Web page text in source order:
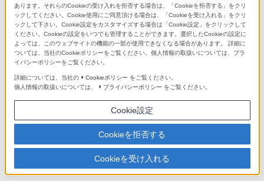
店舗のご案内
銀座・札幌・名古屋・大阪・福岡天神 の全国5拠点でお待ちして
います。
ソニーストアの商品を検索
ソニーショップ(ソニーストア 取次店)
ソニーストアでのお買い物情報
あります。それらのCookieの受け入れを拒否する場合は、「Cookieを拒否する」をクリ
ックしてください。Cookie使用にご同意頂ける場合は、「Cookieを受け入れる」をクリ
ックして下さい。Cookie設定をカスタマイズする場合は「Cookie設定」をクリックして
ください。Cookieの設定をいつでも管理することができます。選択したCookieの設定に
よっては、このウェブサイトの機能の一部が使用できなくなる場合があります。 詳細に
ついては、当社のCookieポリシーをご覧ください。個人情報の取扱いについては、プラ
イバシーポリシーをご覧ください。
詳細については、当社の Cookieポリシー をご覧ください。
個人情報の取扱いについては、
プライバシーポリシー をご覧ください。
Cookie設定
Cookieを拒否する
Cookieを受け入れる